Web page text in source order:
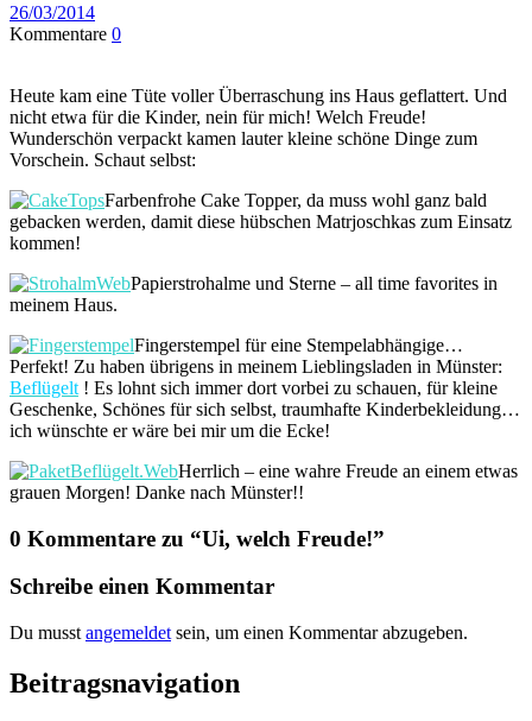
26/03/2014
Kommentare 0
Heute kam eine Tüte voller Überraschung ins Haus geflattert. Und
nicht etwa für die Kinder, nein für mich! Welch Freude!
Wunderschön verpackt kamen lauter kleine schöne Dinge zum
Vorschein. Schaut selbst:
Farbenfrohe Cake Topper, da muss wohl ganz bald
gebacken werden, damit diese hübschen Matrjoschkas zum Einsatz
kommen!
Papierstrohalme und Sterne – all time favorites in
meinem Haus.
Fingerstempel für eine Stempelabhängige…
Perfekt! Zu haben übrigens in meinem Lieblingsladen in Münster:
Beflügelt ! Es lohnt sich immer dort vorbei zu schauen, für kleine
Geschenke, Schönes für sich selbst, traumhafte Kinderbekleidung…
ich wünschte er wäre bei mir um die Ecke!
Herrlich – eine wahre Freude an einem etwas
grauen Morgen! Danke nach Münster!!
0 Kommentare zu “Ui, welch Freude!”
Schreibe einen Kommentar
Du musst angemeldet sein, um einen Kommentar abzugeben.
Beitragsnavigation